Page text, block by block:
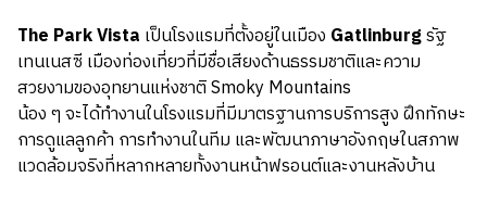
The Park Vista เป็นโรงแรมที่ตั้งอยู่ในเมือง Gatlinburgรัฐ
เทนเนสซี เมืองท่องเที่ยวที่มีชื่อเสียงด้านธรรมชาติและความ
สวยงามของอุทยานแห่งชาติ Smoky Mountains
น้อง ๆ จะได้ทำงานในโรงแรมที่มีมาตรฐานการบริการสูง ฝึกทักษะ
การดูแลลูกค้า การทำงานในทีม และพัฒนาภาษาอังกฤษในสภาพ
แวดล้อมจริงที่หลากหลายทั้งงานหน้าฟรอนต์และงานหลังบ้าน